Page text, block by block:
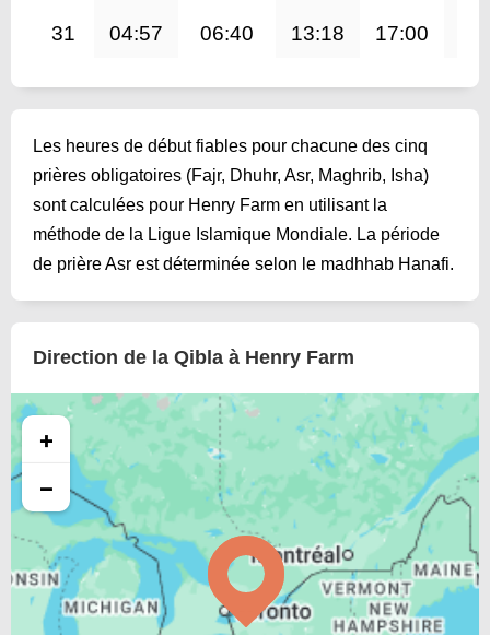
31 04:57 06:40 13:18 17:00
Les heures de début fiables pour chacune des cinq
prières obligatoires (Fajr, Dhuhr, Asr, Maghrib, Isha)
sont calculées pour Henry Farm en utilisant la
méthode de la Ligue Islamique Mondiale. La période
de prière Asr est déterminée selon le madhhab Hanafi.
Direction de la Qibla à Henry Farm
+
−